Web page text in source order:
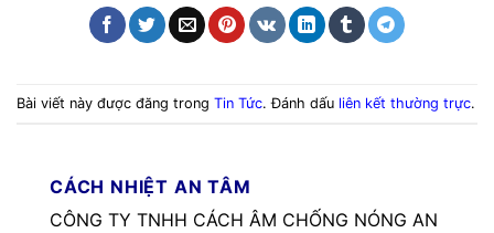
Bài viết này được đăng trong Tin Tức. Đánh dấu liên kết thường trực.
CÁCH NHIỆT AN TÂM
CÔNG TY TNHH CÁCH ÂM CHỐNG NÓNG AN